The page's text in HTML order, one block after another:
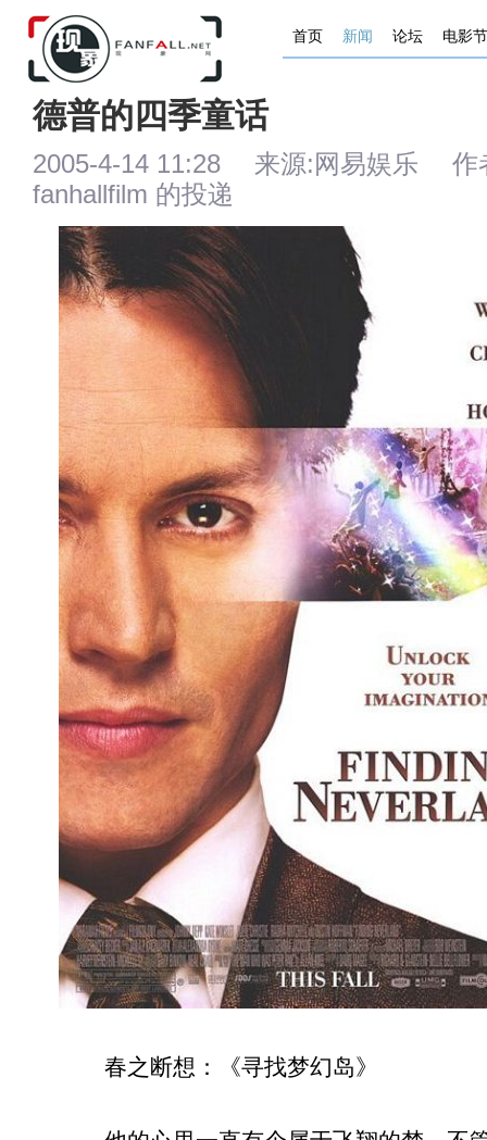
首页 新闻 论坛 电影节
德普的四季童话
2005-4-14 11:28 来源:网易娱乐
fanhallfilm 的投递
春之断想：《寻找梦幻岛》